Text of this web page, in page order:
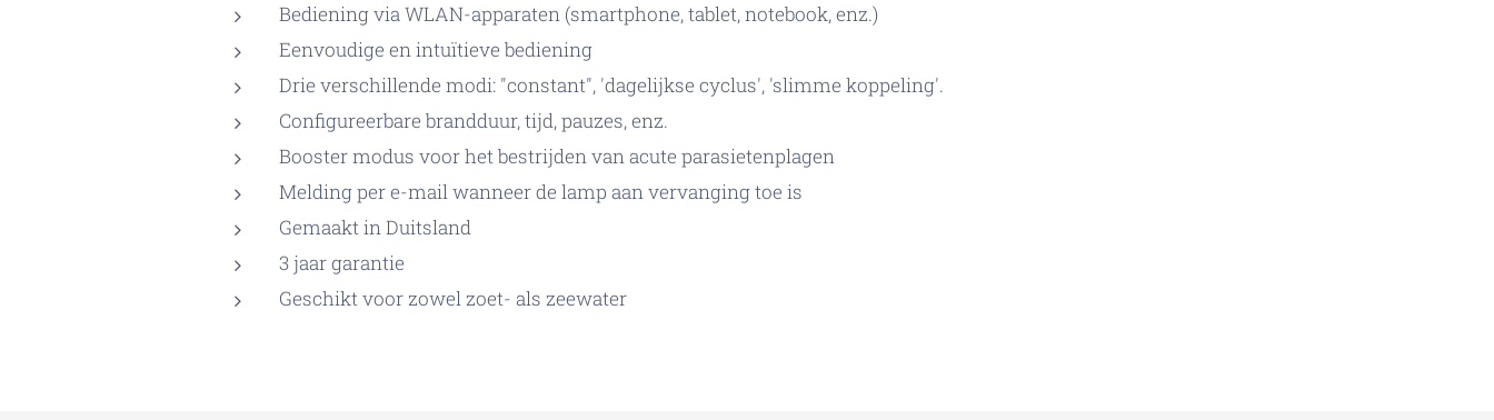
Bediening via WLAN-apparaten (smartphone, tablet, notebook, enz.)
Eenvoudige en intuïtieve bediening
Drie verschillende modi: "constant", 'dagelijkse cyclus', 'slimme koppeling'.
Configureerbare brandduur, tijd, pauzes, enz.
Booster modus voor het bestrijden van acute parasietenplagen
Melding per e-mail wanneer de lamp aan vervanging toe is
Gemaakt in Duitsland
3 jaar garantie
Geschikt voor zowel zoet- als zeewater